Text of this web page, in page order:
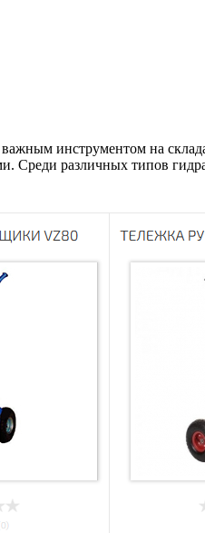
инструментом на
различных типов